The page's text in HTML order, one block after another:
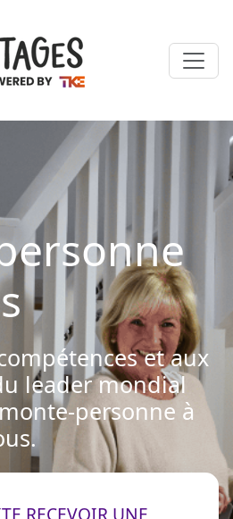
et aux
leader mondial
personne à
RECEVOIR UNE